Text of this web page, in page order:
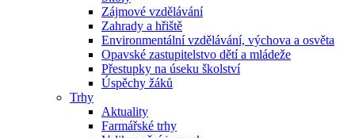
Zájmové vzdělávání
Zahrady a hřiště
Environmentální vzdělávání, výchova a osvěta
Opavské zastupitelstvo dětí a mládeže
Přestupky na úseku školství
Úspěchy žáků
Trhy
Aktuality
Farmářské trhy